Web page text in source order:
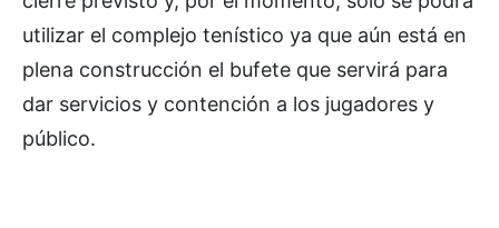
utilizar el complejo tenístico ya que aún está en
plena construcción el bufete que servirá para
dar servicios y contención a los jugadores y
público.